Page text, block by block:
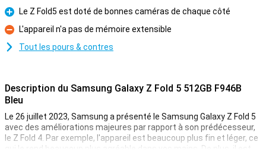
Pour
Le Z Fold5 est doté de bonnes caméras de chaque côté
Contre
L'appareil n'a pas de mémoire extensible
Tout les pours & contres
Description du Samsung Galaxy Z Fold 5 512GB F946B
Bleu
Le 26 juillet 2023, Samsung a présenté le Samsung Galaxy Z Fold 5
avec des améliorations majeures par rapport à son prédécesseur,
le Z Fold 4. Par exemple, l'appareil est beaucoup plus fin et léger, ce
qui le rend beaucoup plus agréable dans vos mains. De plus, il est